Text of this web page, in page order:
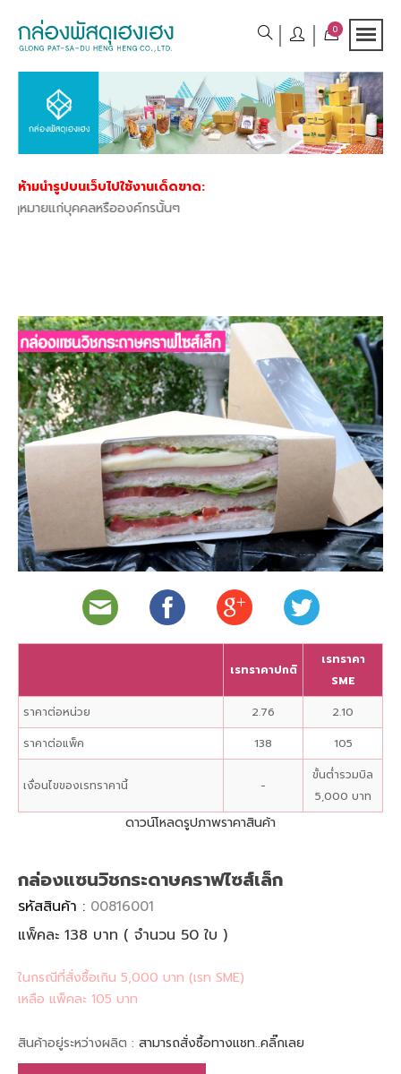
0
ห้ามนำรูปบนเว็บไปใช้งานเด็ดขาด:
มายแก่บุคคลหรือองค์กรนั้นๆ
เรทราคาปกติ
เรทราคา
SME
ราคาต่อหน่วย
2.76
2.10
ราคาต่อแพ็ค
138 105
เงื่อนไขของเรทราคานี้ -
ขั้นต่ำรวมบิล
5,000 บาท
ดาวน์โหลดรูปภาพราคาสินค้า
กล่องแซนวิชกระดาษคราฟไซส์เล็ก
รหัสสินค้า : 00816001
แพ็คละ 138 บาท ( จำนวน 50 ใบ )
ในกรณีที่สั่งซื้อเกิน 5,000 บาท (เรท SME)
เหลือ แพ็คละ 105 บาท
สินค้าอยู่ระหว่างผลิต : สามารถสั่งซื้อทางแชท..คลิ๊กเลย